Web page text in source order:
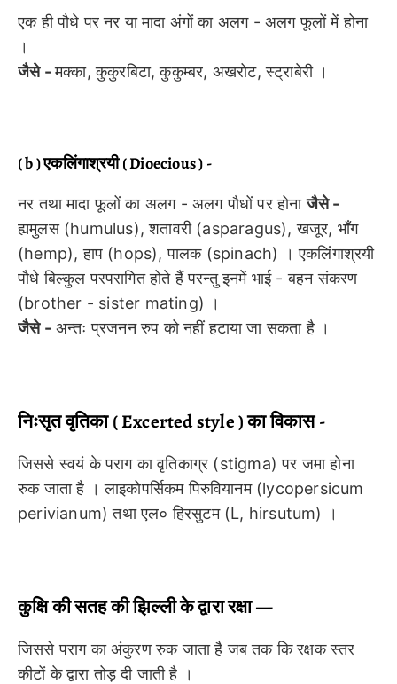
एक ही पौधे पर नर या मादा अंगों का अलग - अलग फूलों में होना
।
जैसे -मक्का, कुकुरबिटा, कुकुम्बर, अखरोट, स्ट्राबेरी ।
( b ) एकलिंगाश्रयी ( Dioecious ) -
नर तथा मादा फूलों का अलग - अलग पौधों पर होनाजैसे -
ह्यमुलस (humulus), शतावरी (asparagus), खजूर, भाँग
(hemp), हाप (hops), पालक (spinach) । एकलिंगाश्रयी
पौधे बिल्कुल परपरागित होते हैं परन्तु इनमें भाई - बहन संकरण
(brother - sister mating) ।
जैसे -अन्तः प्रजनन रुप को नहीं हटाया जा सकता है ।
निःसृत वृतिका ( Excerted style ) का विकास -
जिससे स्वयं के पराग का वृतिकाग्र (stigma) पर जमा होना
रुक जाता है । लाइकोपर्सिकम पिरुवियानम (lycopersicum
perivianum) तथा एल० हिरसुटम (L, hirsutum) ।
कुक्षि की सतह की झिल्ली के द्वारा रक्षा —
जिससे पराग का अंकुरण रुक जाता है जब तक कि रक्षक स्तर
कीटों के द्वारा तोड़ दी जाती है ।